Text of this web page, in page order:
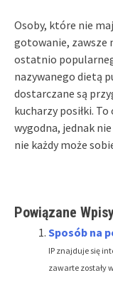
Osoby, które nie
gotowanie, zawsze
ostatnio
nazywanego dietą
dostarczane są
kucharzy posiłki.
wygodna, jednak
nie każdy może
Powiązane
Sposób na
IP znajduje się
zawarte zostały